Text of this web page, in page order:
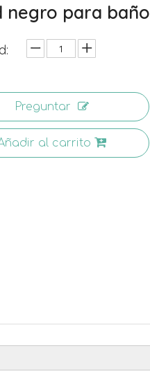
negro para baño
Preguntar
al carrito